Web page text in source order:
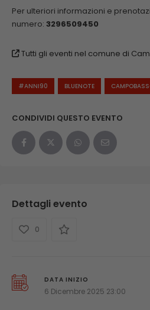
Per ulteriori informazioni e
numero: 3296509450
Tutti gli eventi nel comune di
#ANNI90 BLUENOTE
CONDIVIDI QUESTO EVENTO
Dettagli evento
0
DATA INIZIO
6 Dicembre 2025 23:00